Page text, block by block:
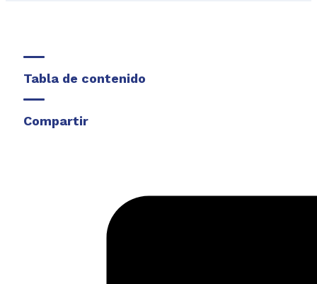
Tabla de contenido
Compartir